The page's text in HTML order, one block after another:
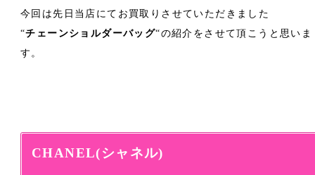
今回は先日当店にてお買取りさせていただきました
“チェーンショルダーバッグ“の紹介をさせて頂こうと思いま
す。
CHANEL(シャネル)